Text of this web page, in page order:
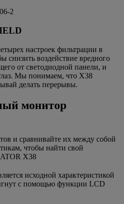
настроек фильтрации в
снизить воздействие вредного
от светодиодной панели, и
Мы понимаем, что X38
делать перерывы.
монитор
и сравнивайте их между собой
чтобы найти свой
X38
исходной характеристикой
с помощью функции LCD